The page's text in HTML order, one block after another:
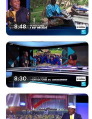
8:48
8:30